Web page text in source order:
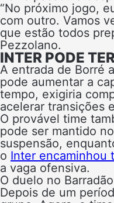
“No próximo jogo,
com outro. Vamos
que estão todos
Pezzolano.
INTER PODE
A entrada de Borré
pode aumentar a
tempo, exigiria
acelerar transições
O provável time
pode ser mantido
suspensão,
o Inter encaminhou
a vaga ofensiva.
O duelo no
Depois de um